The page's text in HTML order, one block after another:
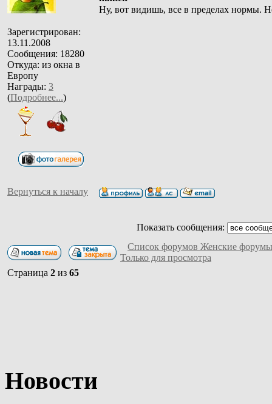
Зарегистрирован:
13.11.2008
Сообщения: 18280
Откуда: из окна в
Европу
Награды: 3
(Подробнее...)
Ну, вот видишь, все в пределах нормы.
Вернуться к началу
Показать сообщения:
Список форумов Женские форумы
Только для просмотра
Страница 2 из 65
Новости